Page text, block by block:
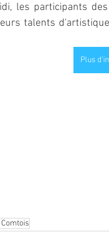
les participants
talents
Plus